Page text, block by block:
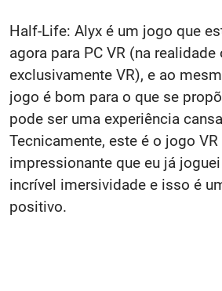
Half-Life: Alyx é um jogo que
agora para PC VR (na realidade
exclusivamente VR), e ao
jogo é bom para o que se
pode ser uma experiência
Tecnicamente, este é o jogo
impressionante que eu já
incrível imersividade e isso é
positivo.